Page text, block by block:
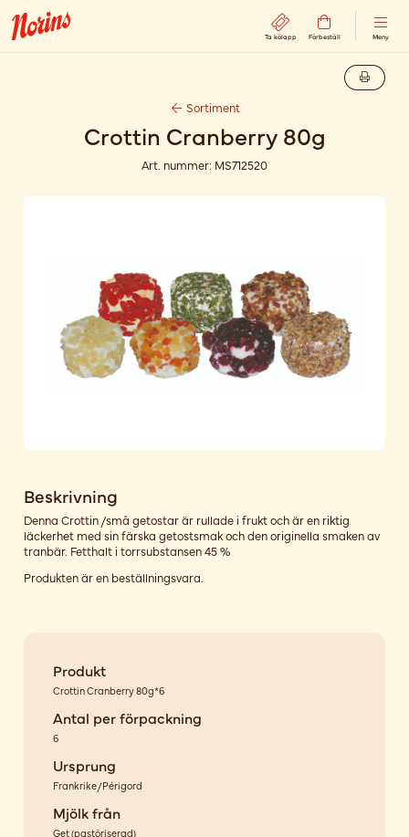
Ta kölapp Förbeställ Meny
Sortiment
Crottin Cranberry 80g
Art. nummer: MS712520
Beskrivning
Denna Crottin /små getostar är rullade i frukt och är en riktig
läckerhet med sin färska getostsmak och den originella smaken av
tranbär. Fetthalt i torrsubstansen 45 %
Produkten är en beställningsvara.
Produkt
Crottin Cranberry 80g*6
Antal per förpackning
6
Ursprung
Frankrike/Périgord
Mjölk från
Get(pastöriserad)